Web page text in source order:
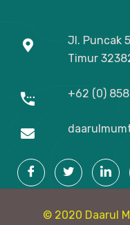
Jl. Puncak
Timur
+62 (0)
© 2020 Daarul